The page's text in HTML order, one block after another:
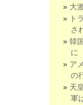
大
ト
さ
韓
に
ア
の
天
軍